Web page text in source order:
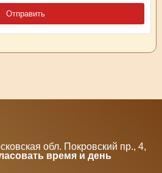
обл. Покровский пр., 4,
время и день